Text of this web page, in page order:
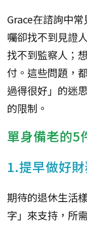
Grace在諮詢中
囑卻找不到見證
找不到監察人；
付。這些問題，
過得很好」的迷
的限制。
單身備老的5
1.提早做好
期待的退休生活
字」來支持，所